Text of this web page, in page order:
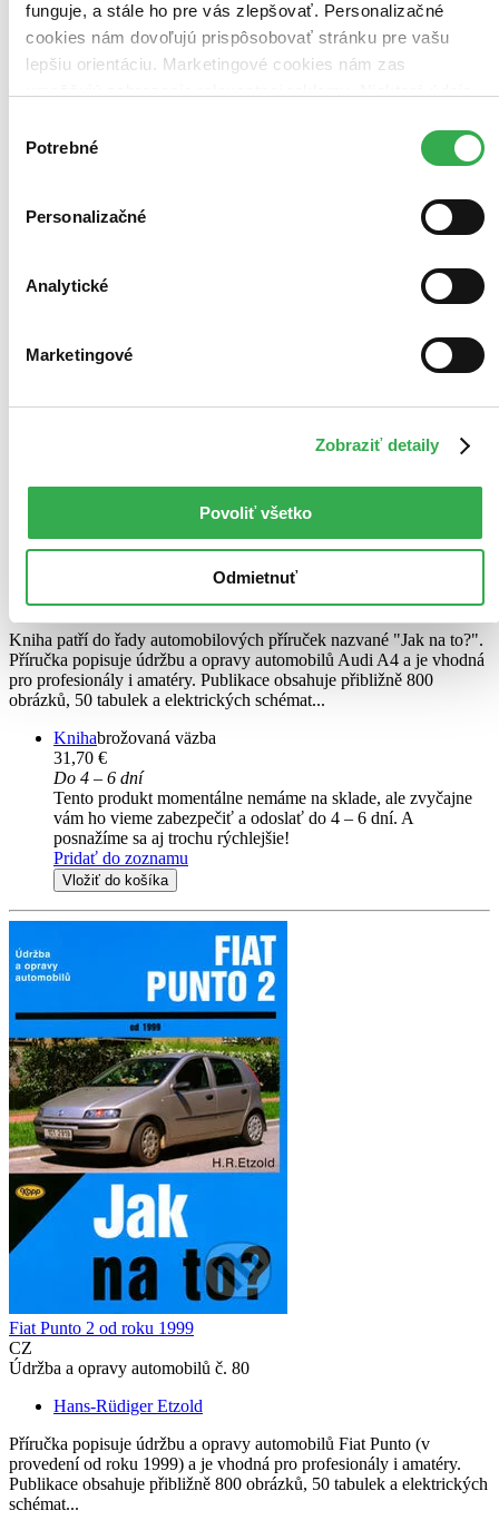
funguje, a stále ho pre vás zlepšovať. Personalizačné
cookies nám dovoľujú prispôsobovať stránku pre vašu
lepšiu orientáciu. Marketingové cookies nám zas
keby sme mohli používať všetky tieto cookies. Ďakujeme!
súhlasu
Potrebné
Personalizačné
Analytické
Marketingové
Zobraziť detaily
Povoliť všetko
Odmietnuť
CZ
Hans-Rüdiger Etzold
Kniha patří do řady automobilových příruček nazvané "Jak na to?".
Příručka popisuje údržbu a opravy automobilů Audi A4 a je vhodná
pro profesionály i amatéry. Publikace obsahuje přibližně 800
obrázků, 50 tabulek a elektrických schémat...
Knihabrožovaná väzba
31,70 €
Do 4 – 6 dní
Tento produkt momentálne nemáme na sklade, ale zvyčajne
vám ho vieme zabezpečiť a odoslať do 4 – 6 dní. A
posnažíme sa aj trochu rýchlejšie!
Pridať do zoznamu
Vložiť do košíka
Fiat Punto 2 od roku 1999
CZ
Údržba a opravy automobilů č. 80
Hans-Rüdiger Etzold
Příručka popisuje údržbu a opravy automobilů Fiat Punto (v
provedení od roku 1999) a je vhodná pro profesionály i amatéry.
Publikace obsahuje přibližně 800 obrázků, 50 tabulek a elektrických
schémat...